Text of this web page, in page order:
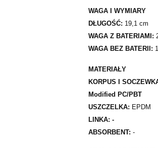
WAGA I WYMIARY
DŁUGOŚĆ: 19,1 cm
WAGA Z BATERIAMI:
WAGA BEZ BATERII:
MATERIAŁY
KORPUS I
Modified PC/PBT
USZCZELKA: EPDM
LINKA: -
ABSORBENT: -